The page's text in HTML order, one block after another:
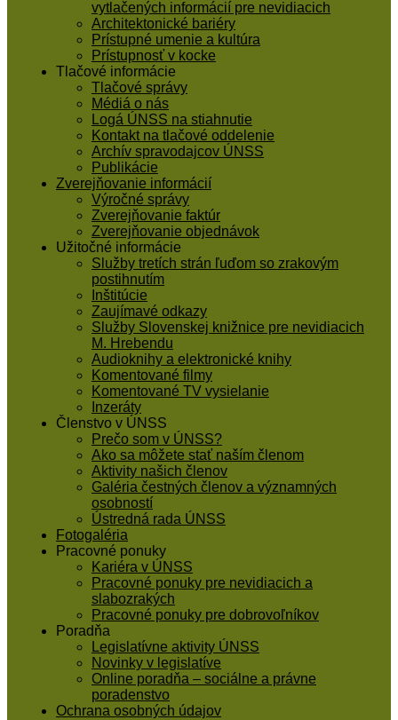
vytlačených informácií pre nevidiacich
Architektonické bariéry
Prístupné umenie a kultúra
Prístupnosť v kocke
Tlačové informácie
Tlačové správy
Médiá o nás
Logá ÚNSS na stiahnutie
Kontakt na tlačové oddelenie
Archív spravodajcov ÚNSS
Publikácie
Zverejňovanie informácií
Výročné správy
Zverejňovanie faktúr
Zverejňovanie objednávok
Užitočné informácie
Služby tretích strán ľuďom so zrakovým
postihnutím
Inštitúcie
Zaujímavé odkazy
Služby Slovenskej knižnice pre nevidiacich
M. Hrebendu
Audioknihy a elektronické knihy
Komentované filmy
Komentované TV vysielanie
Inzeráty
Členstvo v ÚNSS
Prečo som v ÚNSS?
Ako sa môžete stať naším členom
Aktivity našich členov
Galéria čestných členov a významných
osobností
Ústredná rada ÚNSS
Fotogaléria
Pracovné ponuky
Kariéra v ÚNSS
Pracovné ponuky pre nevidiacich a
slabozrakých
Pracovné ponuky pre dobrovoľníkov
Poradňa
Legislatívne aktivity ÚNSS
Novinky v legislatíve
Online poradňa – sociálne a právne
poradenstvo
Ochrana osobných údajov